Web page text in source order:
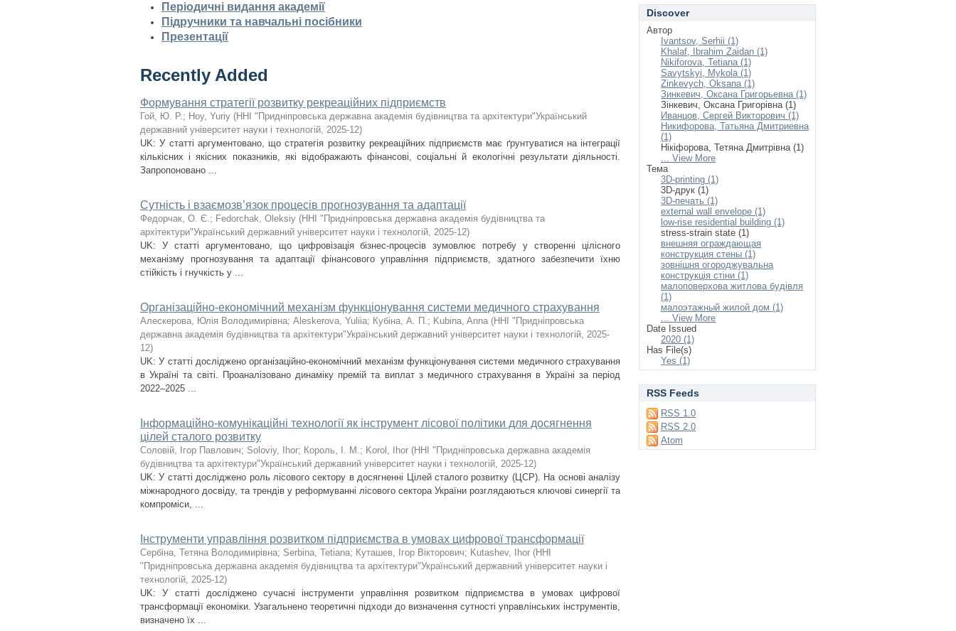
Періодичні видання академії
Підручники та навчальні посібники
Презентації
Recently Added
Формування стратегії розвитку рекреаційних підприємств
Гой, Ю. Р.; Hoy, Yuriy (ННІ "Придніпровська державна академія будівництва та архітектури"Український
державний університет науки і технологій, 2025-12)
UK: У статті аргументовано, що стратегія розвитку рекреаційних підприємств має ґрунтуватися на інтеграції
кількісних і якісних показників, які відображають фінансові, соціальні й екологічні результати діяльності.
Запропоновано ...
Сутність і взаємозв’язок процесів прогнозування та адаптації
Федорчак, О. Є.; Fedorchak, Oleksiy (ННІ "Придніпровська державна академія будівництва та
архітектури"Український державний університет науки і технологій, 2025-12)
UK: У статті аргументовано, що цифровізація бізнес-процесів зумовлює потребу у створенні цілісного
механізму прогнозування та адаптації фінансового управління підприємств, здатного забезпечити їхню
стійкість і гнучкість у ...
Організаційно-економічний механізм функціонування системи медичного страхування
Алескерова, Юлія Володимирівна; Aleskerova, Yuliia; Кубіна, А. П.; Kubina, Anna (ННІ "Придніпровська
державна академія будівництва та архітектури"Український державний університет науки і технологій, 2025-
12)
UK: У статті досліджено організаційно-економічний механізм функціонування системи медичного страхування
в Україні та світі. Проаналізовано динаміку премій та виплат з медичного страхування в Україні за період
2022–2025 ...
Інформаційно-комунікаційні технології як інструмент лісової політики для досягнення
цілей сталого розвитку
Соловій, Ігор Павлович; Soloviy, Ihor; Король, І. М.; Korol, Ihor (ННІ "Придніпровська державна академія
будівництва та архітектури"Український державний університет науки і технологій, 2025-12)
UK: У статті досліджено роль лісового сектору в досягненні Цілей сталого розвитку (ЦСР). На основі аналізу
міжнародного досвіду, та трендів у реформуванні лісового сектора України розглядаються ключові синергії та
компроміси, ...
Інструменти управління розвитком підприємства в умовах цифрової трансформації
Сербіна, Тетяна Володимирівна; Serbina, Tetiana; Куташев, Ігор Вікторович; Kutashev, Ihor (ННІ
"Придніпровська державна академія будівництва та архітектури"Український державний університет науки і
технологій, 2025-12)
UK: У статті досліджено сучасні інструменти управління розвитком підприємства в умовах цифрової
трансформації економіки. Узагальнено теоретичні підходи до визначення сутності управлінських інструментів,
визначено їх ...
Discover
Автор
Ivantsov, Serhii (1)
Khalaf, Ibrahim Zaidan (1)
Nikiforova, Tetiana (1)
Savytskyi, Mykola (1)
Zinkevych, Oksana (1)
Зинкевич, Оксана Григорьевна (1)
Зінкевич, Оксана Григорівна (1)
Иванцов, Сергей Викторович (1)
Никифорова, Татьяна Дмитриевна
(1)
Нікіфорова, Тетяна Дмитрівна (1)
... View More
Тема
3D-printing (1)
3D-друк (1)
3D-печать (1)
external wall envelope (1)
low-rise residential building (1)
stress-strain state (1)
внешняя ограждающая
конструкция стены (1)
зовнішня огороджувальна
конструкція стіни (1)
малоповерхова житлова будівля
(1)
малоэтажный жилой дом (1)
... View More
Date Issued
2020 (1)
Has File(s)
Yes (1)
RSS Feeds
RSS 1.0
RSS 2.0
Atom